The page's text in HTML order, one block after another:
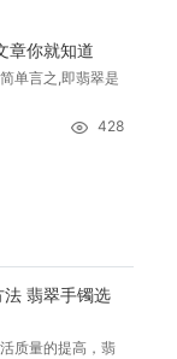
章你就知道
言之,即翡翠是
428
翡翠手镯选
量的提高，翡